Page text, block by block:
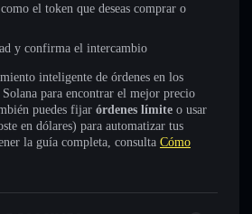
como el token que deseas comprar o
y confirma el intercambio
inteligente de órdenes en los
para encontrar el mejor precio
puedes fijar órdenes límite o usar
en dólares) para automatizar tus
la guía completa, consulta Cómo